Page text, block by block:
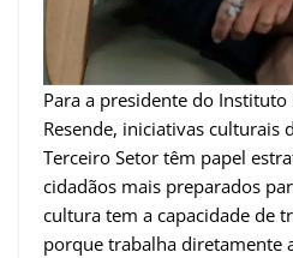
Para a presidente do
Resende, iniciativas culturais
Terceiro Setor têm papel
cidadãos mais preparados
cultura tem a capacidade de
porque trabalha diretamente